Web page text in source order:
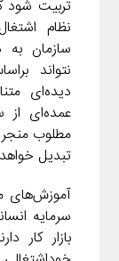
تربیت شود
نظام
سازمان
نتواند
دیده‌ای
عمده‌ای
مطلوب منجر
تبدیل
آموزش‌های
سرمایه
بازار کار